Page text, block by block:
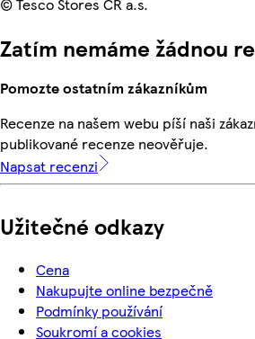
© Tesco Stores ČR a.s.
Zatím nemáme žádnou
Pomozte ostatním zákazníkům
Recenze na našem webu píší naši
publikované recenze neověřuje.
Napsat recenzi
Užitečné odkazy
Cena
Nakupujte online bezpečně
Podmínky používání
Soukromí a cookies